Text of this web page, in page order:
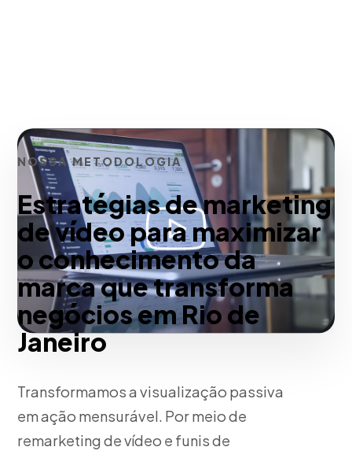
NOSSA METODOLOGIA
Estratégias de marketing
de vídeo para maximizar
o conhecimento da
marca que transforma
negócios em Rio de
Janeiro
Transformamos a visualização passiva
em ação mensurável. Por meio de
remarketing de vídeo e funis de